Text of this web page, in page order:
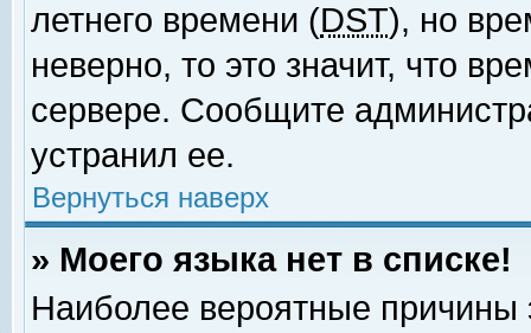
летнего времени (DST), но
неверно, то это значит, что
сервере. Сообщите
устранил ее.
Вернуться наверх
» Моего языка нет в списке!
Наиболее вероятные причины